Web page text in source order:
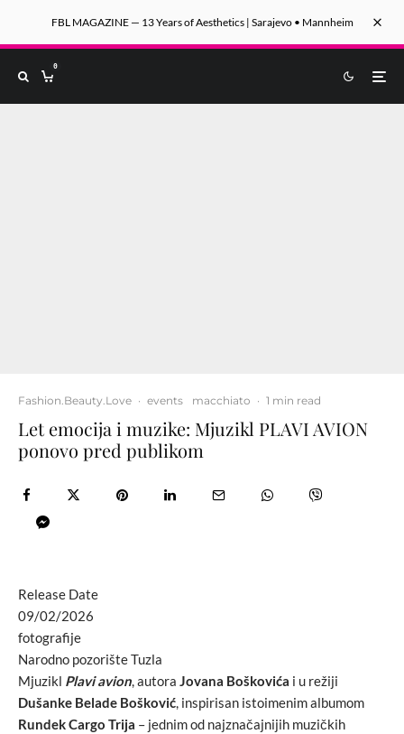
FBL MAGAZINE — 13 Years of Aesthetics | Sarajevo • Mannheim
0
Fashion.Beauty.Love · events macchiato · 1 min read
Let emocija i muzike: Mjuzikl PLAVI AVION
ponovo pred publikom
Release Date
09/02/2026
fotografije
Narodno pozorište Tuzla
Mjuzikl Plavi avion, autora Jovana Boškovića i u režiji
Dušanke Belade Bošković, inspirisan istoimenim albumom
Rundek Cargo Trija – jednim od najznačajnijih muzičkih